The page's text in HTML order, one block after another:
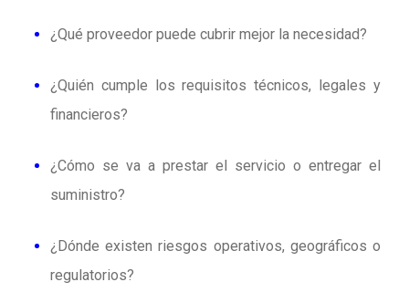
¿Qué proveedor puede cubrir mejor la necesidad?
¿Quién cumple los requisitos técnicos, legales y
financieros?
¿Cómo se va a prestar el servicio o entregar el
suministro?
¿Dónde existen riesgos operativos, geográficos o
regulatorios?